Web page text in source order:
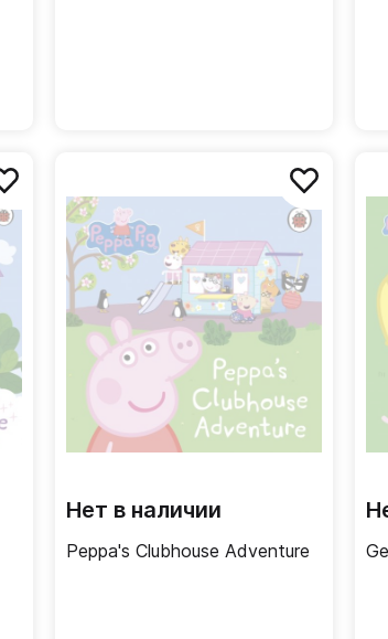
Нет в наличии
Peppa's Clubhouse Adventure